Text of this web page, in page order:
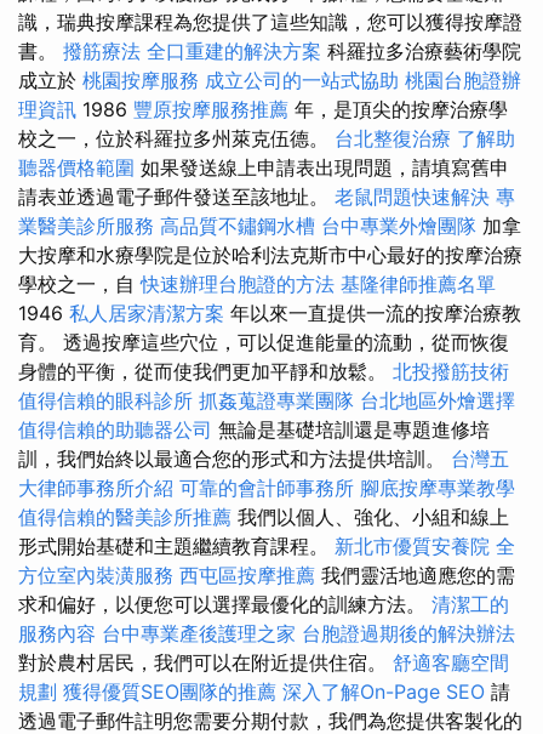
識，瑞典按摩課程為您提供了這些知識，您可以獲得按摩證
書。 撥筋療法 全口重建的解決方案 科羅拉多治療藝術學院
成立於 桃園按摩服務 成立公司的一站式協助 桃園台胞證辦
理資訊 1986 豐原按摩服務推薦 年，是頂尖的按摩治療學
校之一，位於科羅拉多州萊克伍德。 台北整復治療 了解助
聽器價格範圍 如果發送線上申請表出現問題，請填寫舊申
請表並透過電子郵件發送至該地址。 老鼠問題快速解決 專
業醫美診所服務 高品質不鏽鋼水槽 台中專業外燴團隊 加拿
大按摩和水療學院是位於哈利法克斯市中心最好的按摩治療
學校之一，自快速辦理台胞證的方法 基隆律師推薦名單
1946 私人居家清潔方案 年以來一直提供一流的按摩治療教
育。 透過按摩這些穴位，可以促進能量的流動，從而恢復
身體的平衡，從而使我們更加平靜和放鬆。 北投撥筋技術
值得信賴的眼科診所 抓姦蒐證專業團隊 台北地區外燴選擇
值得信賴的助聽器公司 無論是基礎培訓還是專題進修培
訓，我們始終以最適合您的形式和方法提供培訓。 台灣五
大律師事務所介紹 可靠的會計師事務所 腳底按摩專業教學
值得信賴的醫美診所推薦 我們以個人、強化、小組和線上
形式開始基礎和主題繼續教育課程。 新北市優質安養院 全
方位室內裝潢服務 西屯區按摩推薦 我們靈活地適應您的需
求和偏好，以便您可以選擇最優化的訓練方法。 清潔工的
服務內容 台中專業產後護理之家 台胞證過期後的解決辦法
對於農村居民，我們可以在附近提供住宿。 舒適客廳空間
規劃 獲得優質SEO團隊的推薦 深入了解On-Page SEO 請
透過電子郵件註明您需要分期付款，我們為您提供客製化的